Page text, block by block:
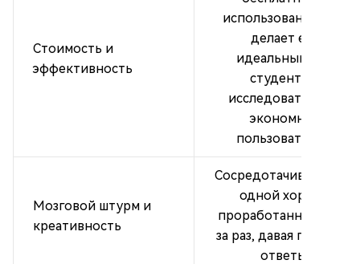
Стоимость и
эффективность
использовании, что
делает его
идеальным для
студентов,
исследователей и
экономных
пользователей.
Мозговой штурм и
креативность
Сосредотачивается на
одной хорошо
проработанной идее
за раз, давая глубокие
ответы.